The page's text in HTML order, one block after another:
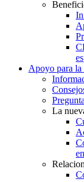
Apoyo para la
La